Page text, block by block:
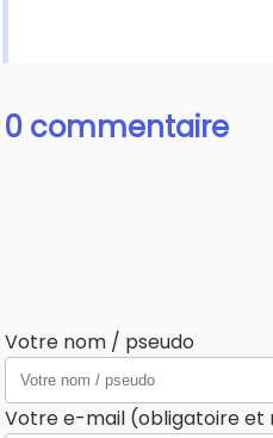
0 commentaire
Votre nom / pseudo
Votre e-mail (obligatoire et